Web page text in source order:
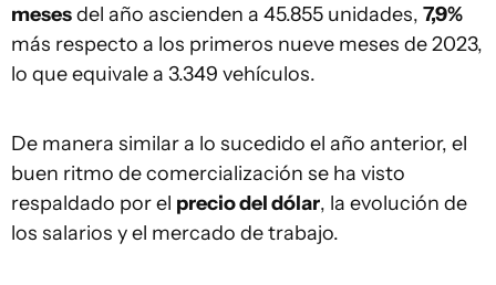
mesesdel año ascienden a 45.855 unidades, 7,9%
más respecto a los primeros nueve meses de 2023,
lo que equivale a 3.349 vehículos.
De manera similar a lo sucedido el año anterior, el
buen ritmo de comercialización se ha visto
respaldado por el precio del dólar, la evolución de
los salarios y el mercado de trabajo.